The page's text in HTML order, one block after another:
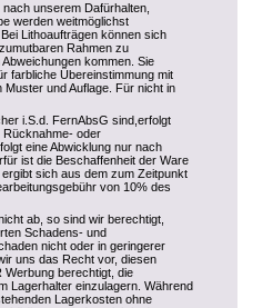
unserem Dafürhalten,
werden weitmöglichst
Lithoaufträgen können sich
Rahmen zu
kommen. Sie
farbliche Übereinstimmung mit
und Auflage. Für nicht in
i.S.d. FernAbsG sind,erfolgt
Rücknahme- oder
eine Abwicklung nur nach
ist die Beschaffenheit der Ware
sich aus dem zum Zeitpunkt
von 10% des
ab, so sind wir berechtigt,
Schadens- und
nicht oder in geringerer
uns das Recht vor, diesen
berechtigt, die
Lagerhalter einzulagern. Während
Lagerkosten ohne